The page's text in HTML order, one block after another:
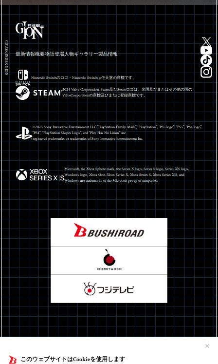
このウェブサイトはCookieを使用します
✕
©DUSK INDEX GION 最新情報概要物語登場人物ギャラリー製品情報
Nintendo Switchのロゴ・Nintendo Switchは任天堂の商標です。
2024 Valve Corporation. Steam及びSteamロゴは、米国及びまたはその他の国の
ValveCorporationの商標及びまたは登録商標です。
©2025 Sony Interactive Entertainment LLC.”PlayStation Family Mark”, “PlayStation”, “PS5 logo”, “PS5”, “PS4 logo”,
“PS4”, “PlayStation Shapes Logo”, and “Play Has No Limits” are
registered trademarks or trademarks of Sony Interactive Entertainment Inc.
Microsoft, the Xbox Sphere mark, the Series X logo, Series S logo, Series X|S logo,
Windows logo, Xbox One, Xbox Series X, Xbox Series S, Xbox Series X|S, and
Windows are trademarks of the Microsoft group of campanies.
©DUSK INDEX: GION